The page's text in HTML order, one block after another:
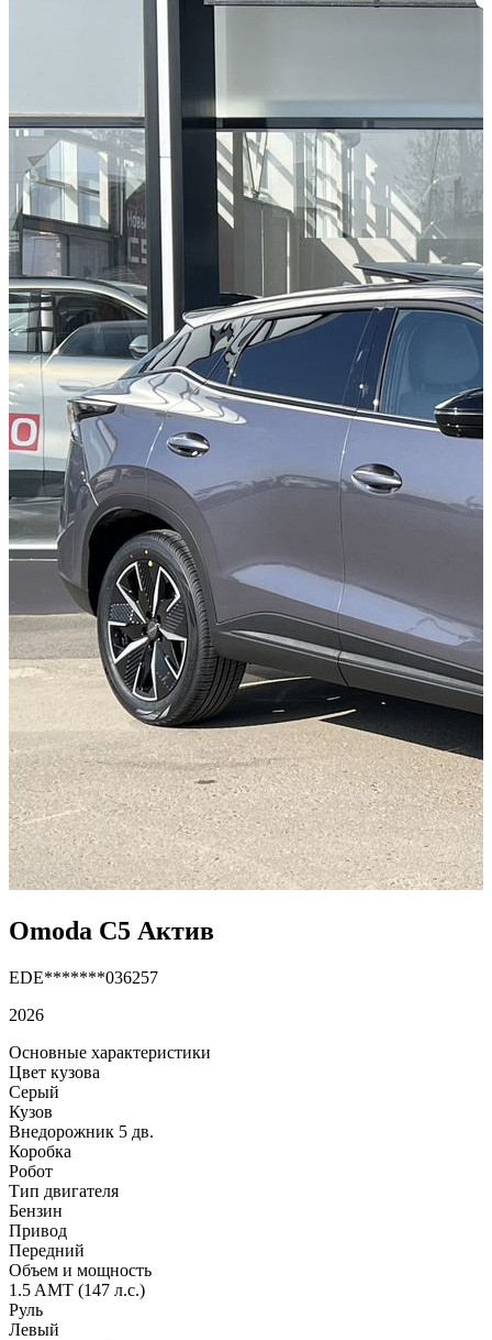
Omoda C5 Актив
EDE*******036257
2026
Основные характеристики
Цвет кузова
Серый
Кузов
Внедорожник 5 дв.
Коробка
Робот
Тип двигателя
Бензин
Привод
Передний
Объем и мощность
1.5 AMT (147 л.с.)
Руль
Левый